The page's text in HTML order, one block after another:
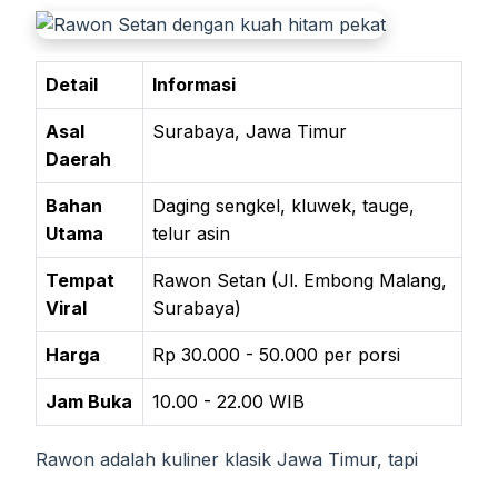
Detail Informasi
Asal
Daerah
Surabaya, Jawa Timur
Bahan
Utama
Daging sengkel, kluwek, tauge,
telur asin
Tempat
Viral
Rawon Setan (Jl. Embong Malang,
Surabaya)
Harga Rp 30.000 - 50.000 per porsi
Jam Buka 10.00 - 22.00 WIB
Rawon adalah kuliner klasik Jawa Timur, tapi